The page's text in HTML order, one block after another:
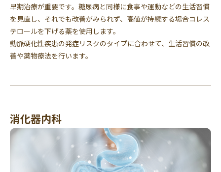
早期治療が重要です。糖尿病と同様に食事や運動などの生活習慣
を見直し、それでも改善がみられず、高値が持続する場合コレス
テロールを下げる薬を使用します。
動脈硬化性疾患の発症リスクのタイプに合わせて、生活習慣の改
善や薬物療法を行います。
消化器内科